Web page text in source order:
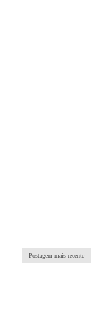
Postagem mais recente